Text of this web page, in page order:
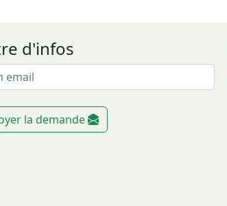
d'infos
la demande